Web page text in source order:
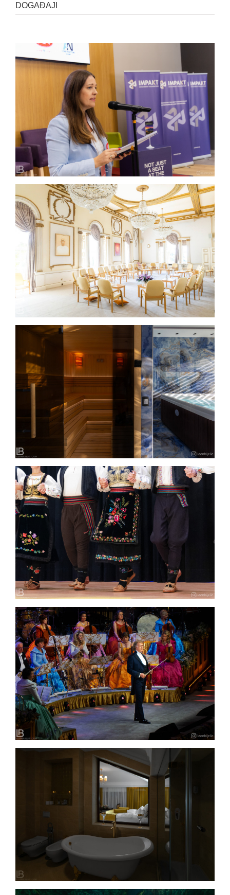
DOGAĐAJI
WELCOME TO THE FUTURE 4.0 – Jahorina 2026
BRAHMA KUMARIS – Global Retreat Center – London –
UK
HARMONIJA RESORT AND VIP SPA IN SERBIA –
Photo by Leon Bijelić
FOLKLOR I NARODNE IGRE – SRPSKO KULURNO
UMETNIČKO DRUŠTVO “SVETI SAVA” – ZUG – Foto
Video
ANDRÉ RIEU – THE BEST CONCERT IN BELGRADE
– 2022.
HOTEL INTEGRA – BANJA LUKA – LUXURY
ACCOMODATION